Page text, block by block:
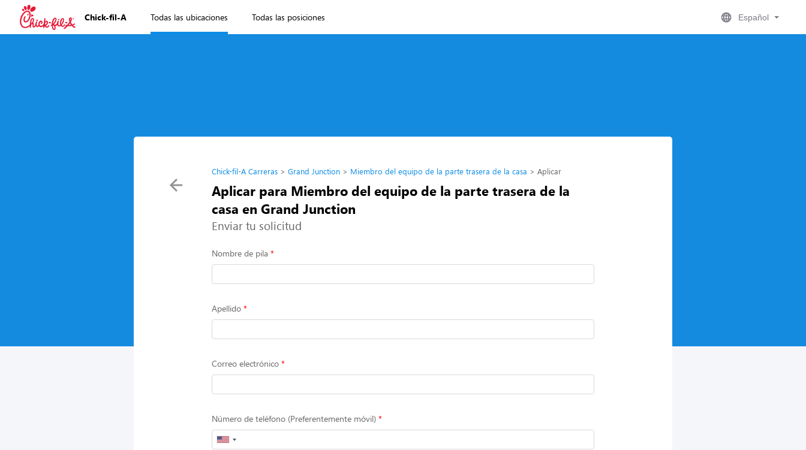
Chick-fil-A Todas las ubicaciones Todas las posiciones Español
Chick-fil-A Carreras Grand Junction Miembro del equipo de la parte trasera de la casa Aplicar
Aplicar para Miembro del equipo de la parte trasera de la
casa en Grand Junction
Enviar tu solicitud
Nombre de pila
Apellido
Correo electrónico
Número de teléfono (Preferentemente móvil)